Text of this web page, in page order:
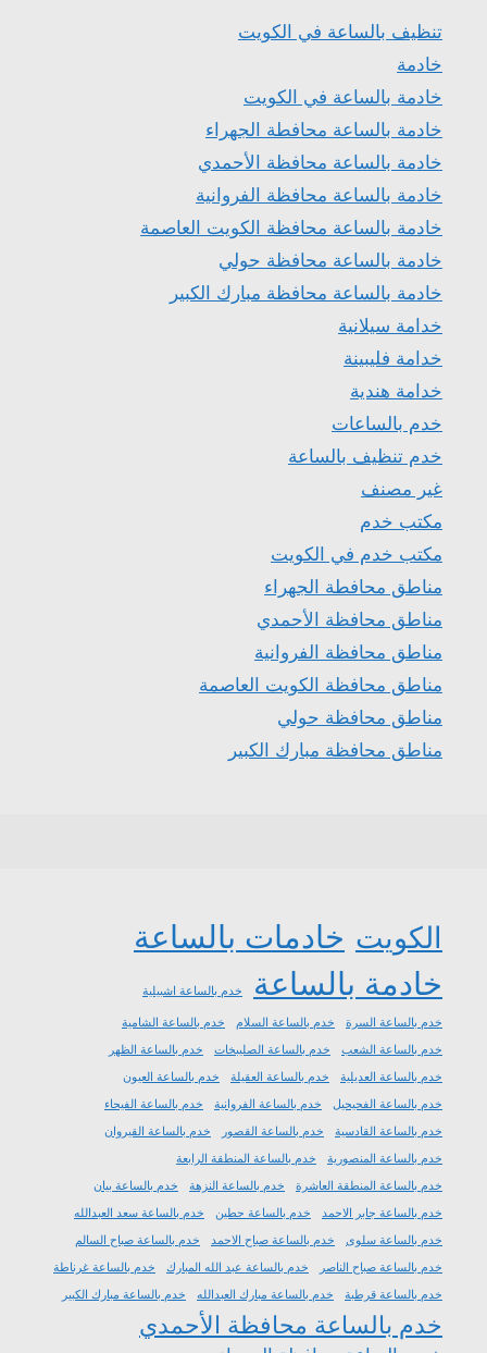
تنظيف بالساعة في الكويت
خادمة
خادمة بالساعة في الكويت
خادمة بالساعة محافطة الجهراء
خادمة بالساعة محافظة الأحمدي
خادمة بالساعة محافظة الفروانية
خادمة بالساعة محافظة الكويت العاصمة
خادمة بالساعة محافظة حولي
خادمة بالساعة محافظة مبارك الكبير
خدامة سيلانية
خدامة فليبينة
خدامة هندية
خدم بالساعات
خدم تنظيف بالساعة
غير مصنف
مكتب خدم
مكتب خدم في الكويت
مناطق محافطة الجهراء
مناطق محافظة الأحمدي
مناطق محافظة الفروانية
مناطق محافظة الكويت العاصمة
مناطق محافظة حولي
مناطق محافظة مبارك الكبير
الكويت خادمات بالساعة
خادمة بالساعة
خدم بالساعة اشبيلية
خدم بالساعة السرة خدم بالساعة السلام
خدم بالساعة الشامية
خدم بالساعة الشعب
خدم بالساعة الصليبخات
خدم بالساعة الظهر
خدم بالساعة العديلية
خدم بالساعة العقيلة
خدم بالساعة العيون
خدم بالساعة الفحيحيل
خدم بالساعة الفروانية
خدم بالساعة الفيحاء
خدم بالساعة القادسية
خدم بالساعة القصور
خدم بالساعة القيروان
خدم بالساعة المنصورية
خدم بالساعة المنطقة الرابعة
خدم بالساعة المنطقة العاشرة
خدم بالساعة النزهة
خدم بالساعة بيان
خدم بالساعة جابر الاحمد
خدم بالساعة حطين
خدم بالساعة سعد العبدالله
خدم بالساعة سلوى
خدم بالساعة صباح الاحمد
خدم بالساعة صباح السالم
خدم بالساعة صباح الناصر
خدم بالساعة عبد الله المبارك
خدم بالساعة غرناطة
خدم بالساعة قرطبة
خدم بالساعة مبارك العبدالله خدم بالساعة مبارك الكبير
خدم بالساعة محافظة الأحمدي